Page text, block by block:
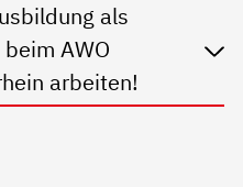
als
AWO
arbeiten!